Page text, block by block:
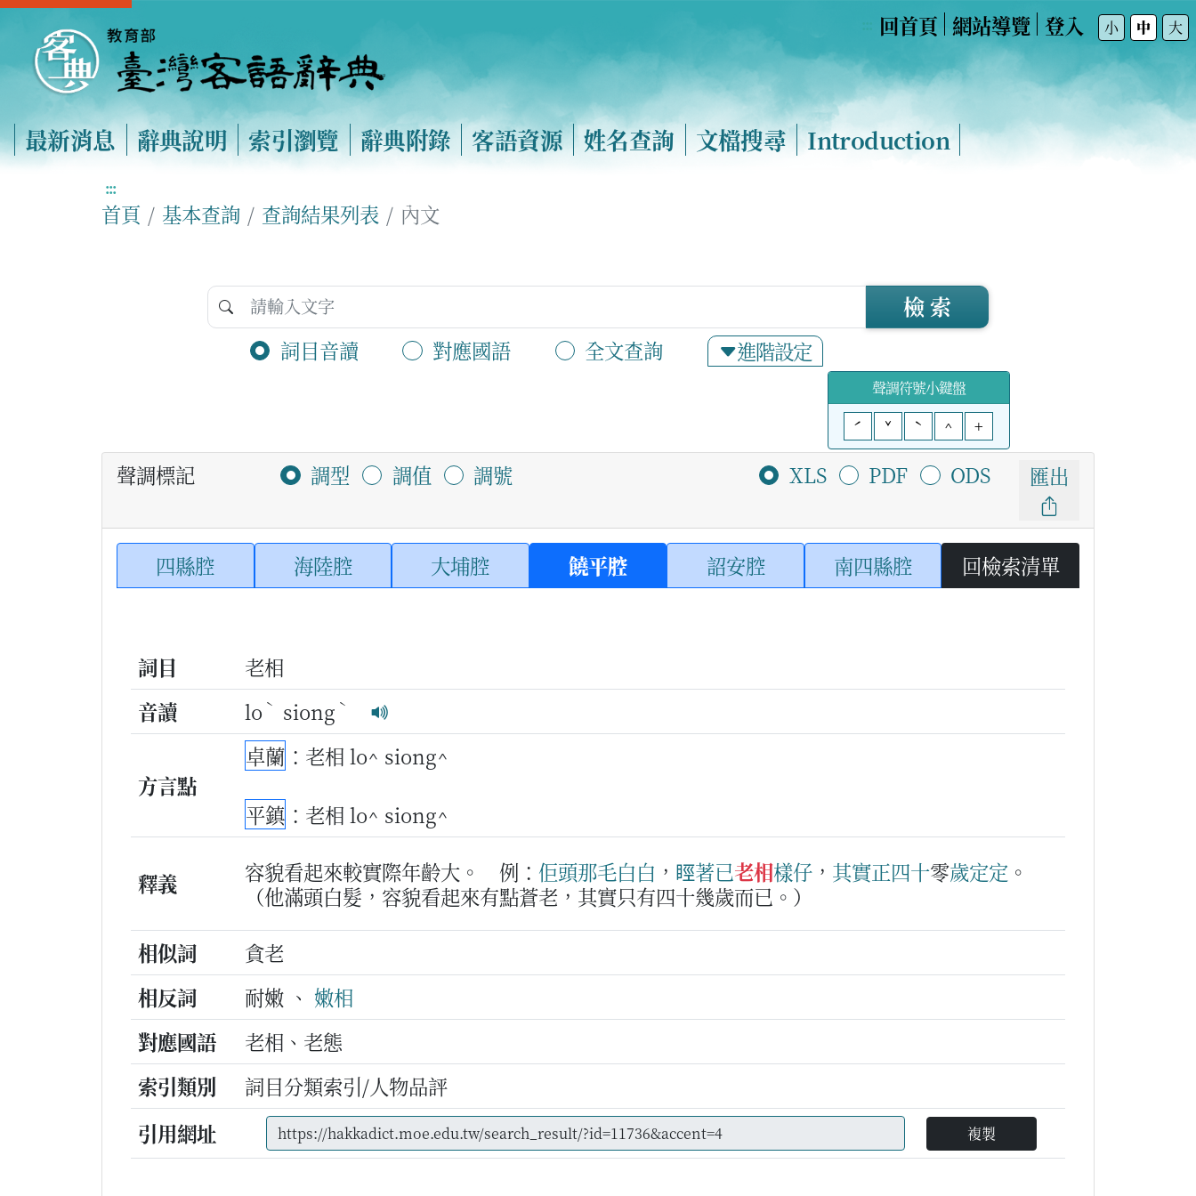
回首頁 網站導覽 登入 小 中 大
最新消息 辭典說明 索引瀏覽 辭典附錄 客語資源 姓名查詢 文檔搜尋 Introduction
:::
首頁 基本查詢 查詢結果列表 內文
詞目音讀 對應國語 全文查詢 進階設定
檢 索
聲調符號小鍵盤
ˊ
ˇ ˋ ^ +
聲調標記 調型 調值 調號 XLS PDF ODS 匯出
四縣腔 海陸腔 大埔腔 饒平腔 詔安腔 南四縣腔 回檢索清單
詞目
老相
音讀
lo ˋ siong ˋ
方言點
卓蘭 ：老相 lo^ siong^
平鎮 ：老相 lo^ siong^
釋義 容貌看起來較實際年齡大。 例： 佢頭那毛白白 ， 䀴著已老相樣仔 ， 其實正四十零歲定定 。
（他滿頭白髮，容貌看起來有點蒼老，其實只有四十幾歲而已。）
相似詞
貪老
相反詞
耐嫩 、 嫩相
對應國語
老相、老態
索引類別
詞目分類索引/人物品評
引用網址
複製